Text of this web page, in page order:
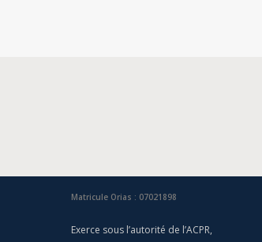
Matricule Orias : 07021898
Exerce sous l’autorité de l’ACPR,